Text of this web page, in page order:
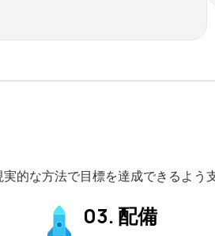
な方法で目標を達成できるよう
03. 配備